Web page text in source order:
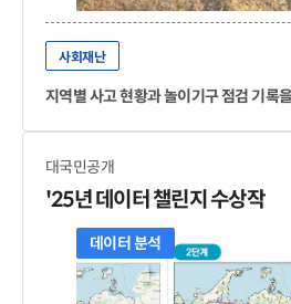
사회재난
대국민공개
'25년 데이터 챌린지 수상작
데이터 분석